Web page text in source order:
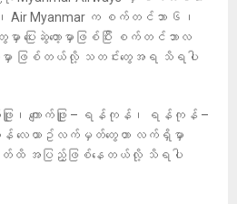
Myanmar က စက်တင်ဘာ ၆၊
ြေးဆွဲတော့မှာဖြစ်ပြီး စက်တင်ဘာလ
ာ့မှာ ဖြစ်တယ်လို့ သတင်းတွေအရ သိရပါ
ြူ၊ ကျောက်ဖြူ – ရန်ကုန်၊ ရန်ကုန် –
လေယာဥ်လက်မှတ်တွေဟာ လက်ရှိမှာ
အပြည့်ဖြစ်နေတယ်လို့ သိရပါ